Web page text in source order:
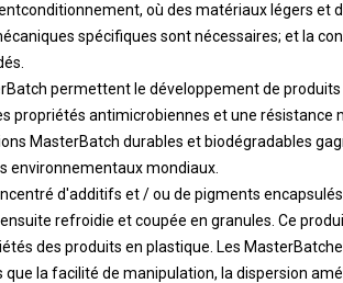
conditionnement, où des matériaux légers et
spécifiques sont nécessaires; et la
permettent le développement de
propriétés antimicrobiennes et une résistance
MasterBatch durables et biodégradables
environnementaux mondiaux.
d'additifs et / ou de pigments
refroidie et coupée en granules. Ce
des produits en plastique. Les
la facilité de manipulation, la dispersion